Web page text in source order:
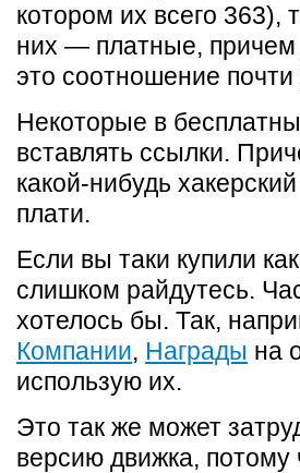
котором их всего 363),
них — платные, причем
это соотношение почти
Некоторые в
вставлять ссылки.
какой-нибудь
плати.
Если вы таки купили
слишком райдутесь.
хотелось бы. Так,
Компании, Награды на
использую их.
Это так же может
версию движка, потому